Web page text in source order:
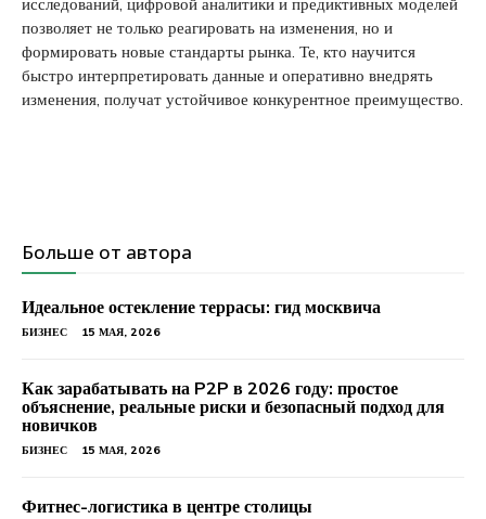
позволяет не только реагировать на изменения, но и
формировать новые стандарты рынка. Те, кто научится
быстро интерпретировать данные и оперативно внедрять
изменения, получат устойчивое конкурентное преимущество.
Больше от автора
Идеальное остекление террасы: гид москвича
БИЗНЕС 15 МАЯ, 2026
Как зарабатывать на P2P в 2026 году: простое
объяснение, реальные риски и безопасный подход для
новичков
БИЗНЕС 15 МАЯ, 2026
Фитнес-логистика в центре столицы